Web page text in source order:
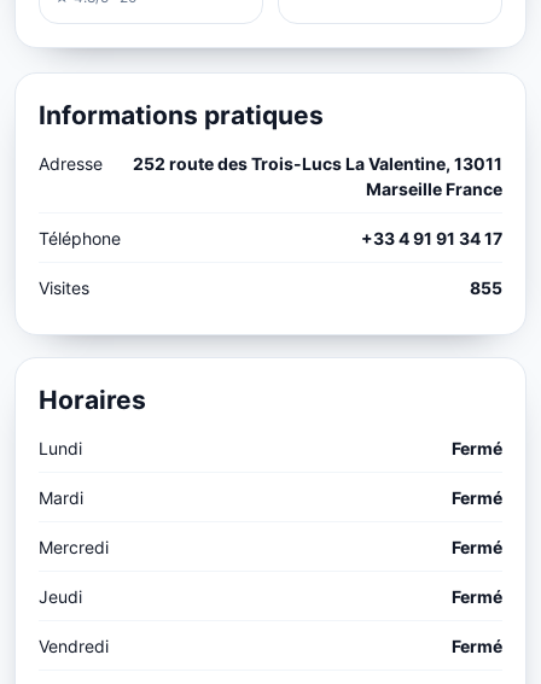
Informations pratiques
Adresse
252 route des Trois-Lucs La Valentine, 13011
Marseille France
Téléphone +33 4 91 91 34 17
Visites 855
Horaires
Lundi Fermé
Mardi Fermé
Mercredi Fermé
Jeudi Fermé
Vendredi Fermé